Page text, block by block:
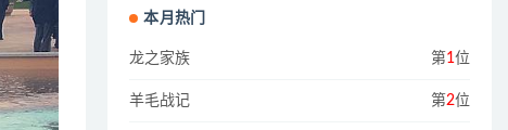
本月热门
龙之家族 第1位
羊毛战记 第2位